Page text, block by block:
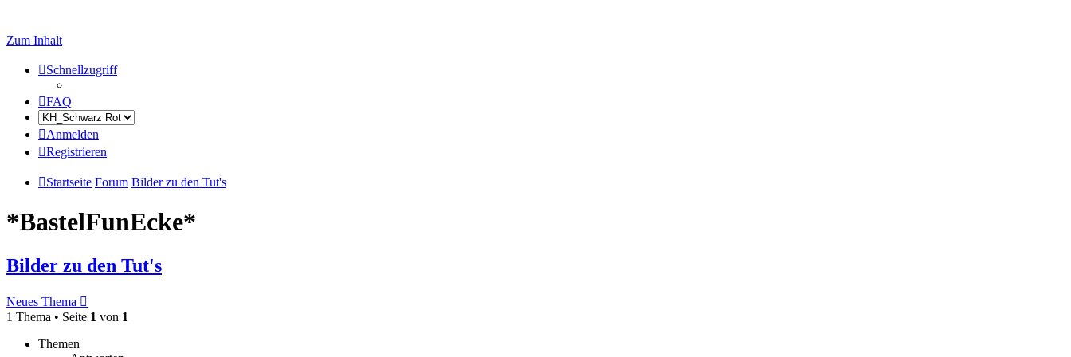
Zum Inhalt
Schnellzugriff
FAQ
Anmelden
Registrieren
Startseite Forum Bilder zu den Tut's
*BastelFunEcke*
Bilder zu den Tut's
Neues Thema
1 Thema • Seite 1 von 1
Themen